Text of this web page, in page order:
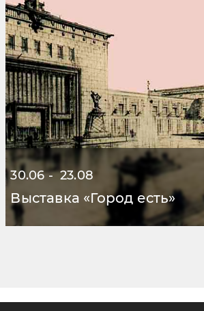
30.06 - 23.08
Выставка «Город есть»